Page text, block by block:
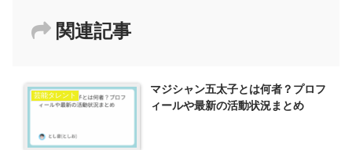
関連記事
芸能タレント
マジシャン五太子とは何者？プロフ
ィールや最新の活動状況まとめ